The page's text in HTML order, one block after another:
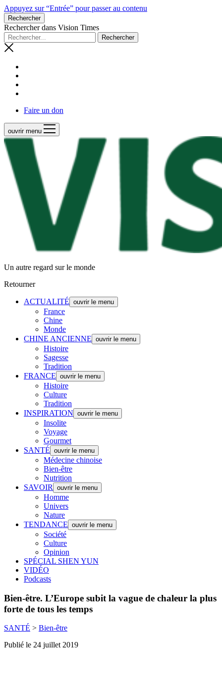
Appuyez sur “Entrée” pour passer au contenu
Rechercher
Rechercher dans Vision Times
Faire un don
ouvrir menu
Un autre regard sur le monde
Retourner
ACTUALITÉ ouvrir le menu
France
Chine
Monde
CHINE ANCIENNE ouvrir le menu
Histoire
Sagesse
Tradition
FRANCE ouvrir le menu
Histoire
Culture
Tradition
INSPIRATION ouvrir le menu
Insolite
Voyage
Gourmet
SANTÉ ouvrir le menu
Médecine chinoise
Bien-être
Nutrition
SAVOIR
ouvrir le menu
Homme
Univers
Nature
TENDANCE ouvrir le menu
Société
Culture
Opinion
SPÉCIAL SHEN YUN
VIDÉO
Podcasts
Bien-être. L’Europe subit la vague de chaleur la plus
forte de tous les temps
SANTÉ > Bien-être
Publié le 24 juillet 2019